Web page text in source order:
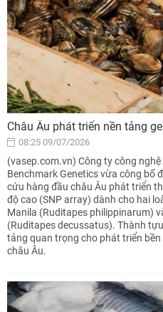
Châu Âu phát triển nền tảng
08:25 09/07/2026
(vasep.com.vn) Công ty công
Benchmark Genetics vừa công bố
cứu hàng đầu châu Âu phát triển
độ cao (SNP array) dành cho hai
Manila (Ruditapes philippinarum)
(Ruditapes decussatus). Thành
tảng quan trọng cho phát triển
châu Âu.